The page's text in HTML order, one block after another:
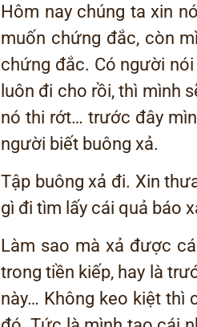
Hôm nay chúng ta xin
muốn chứng đắc, còn
chứng đắc. Có người
luôn đi cho rồi, thì mình
nó thi rớt… trước đây
người biết buông xả.
Tập buông xả đi. Xin
gì đi tìm lấy cái quả báo
Làm sao mà xả được
trong tiền kiếp, hay là
này… Không keo kiệt thì